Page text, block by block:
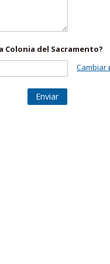
del Sacramento?
Cambiar
Enviar